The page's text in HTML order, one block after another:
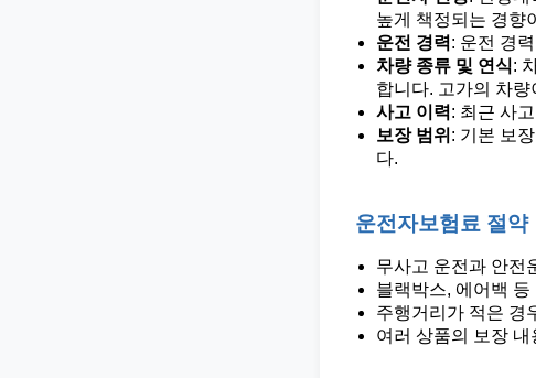
높게 책정되는 경향
운전 경력: 운전 경
차량 종류 및 연식:
합니다. 고가의 차
사고 이력: 최근 사
보장 범위 : 기본 보
다.
운전자보험료 절약
무사고 운전과 안전
블랙박스, 에어백
주행거리가 적은 경
여러 상품의 보장